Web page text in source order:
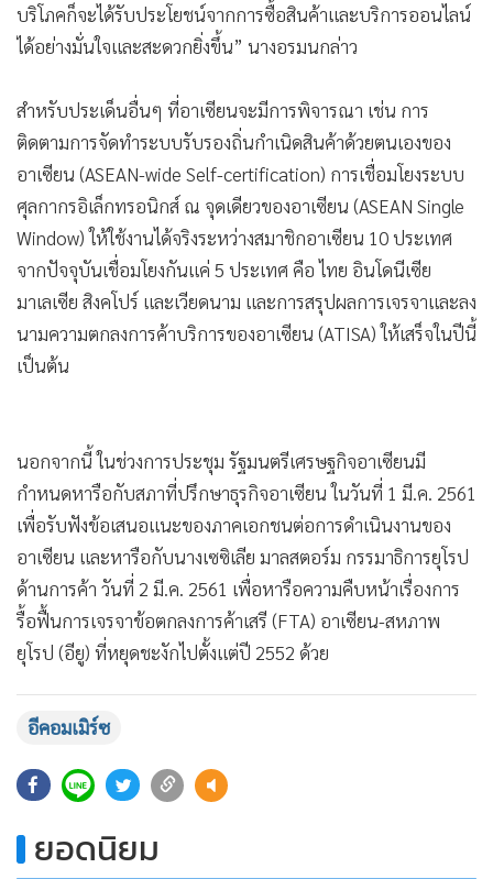
บริโภคก็จะได้รับประโยชน์จากการซื้อสินค้าและบริการออนไลน์
ได้อย่างมั่นใจและสะดวกยิ่งขึ้น” นางอรมนกล่าว
สำหรับประเด็นอื่นๆ ที่อาเซียนจะมีการพิจารณา เช่น การ
ติดตามการจัดทำระบบรับรองถิ่นกำเนิดสินค้าด้วยตนเองของ
อาเซียน (ASEAN-wide Self-certification) การเชื่อมโยงระบบ
ศุลกากรอิเล็กทรอนิกส์ ณ จุดเดียวของอาเซียน (ASEAN Single
Window) ให้ใช้งานได้จริงระหว่างสมาชิกอาเซียน 10 ประเทศ
จากปัจจุบันเชื่อมโยงกันแค่ 5 ประเทศ คือ ไทย อินโดนีเซีย
มาเลเซีย สิงคโปร์ และเวียดนาม และการสรุปผลการเจรจาและลง
นามความตกลงการค้าบริการของอาเซียน (ATISA) ให้เสร็จในปีนี้
เป็นต้น
นอกจากนี้ ในช่วงการประชุม รัฐมนตรีเศรษฐกิจอาเซียนมี
กำหนดหารือกับสภาที่ปรึกษาธุรกิจอาเซียน ในวันที่ 1 มี.ค. 2561
เพื่อรับฟังข้อเสนอแนะของภาคเอกชนต่อการดำเนินงานของ
อาเซียน และหารือกับนางเซซิเลีย มาลสตอร์ม กรรมาธิการยุโรป
ด้านการค้า วันที่ 2 มี.ค. 2561 เพื่อหารือความคืบหน้าเรื่องการ
รื้อฟื้นการเจรจาข้อตกลงการค้าเสรี (FTA) อาเซียน-สหภาพ
ยุโรป (อียู) ที่หยุดชะงักไปตั้งแต่ปี 2552 ด้วย
อีคอมเมิร์ซ
ยอดนิยม